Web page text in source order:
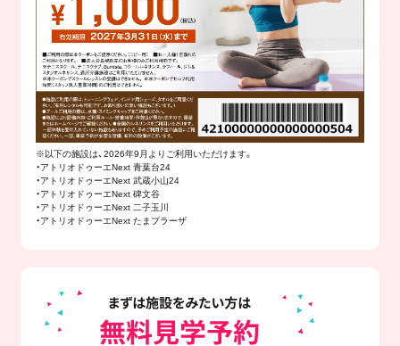
※以下の施設は、2026年9月よりご利用いただけます。
・アトリオドゥーエNext 青葉台24
・アトリオドゥーエNext 武蔵小山24
・アトリオドゥーエNext 碑文谷
・アトリオドゥーエNext 二子玉川
・アトリオドゥーエNext たまプラーザ